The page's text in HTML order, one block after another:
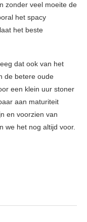
zonder veel moeite de
het spacy
het beste
dat ook van het
de betere oude
een klein uur stoner
aan maturiteit
en voorzien van
we het nog altijd voor.